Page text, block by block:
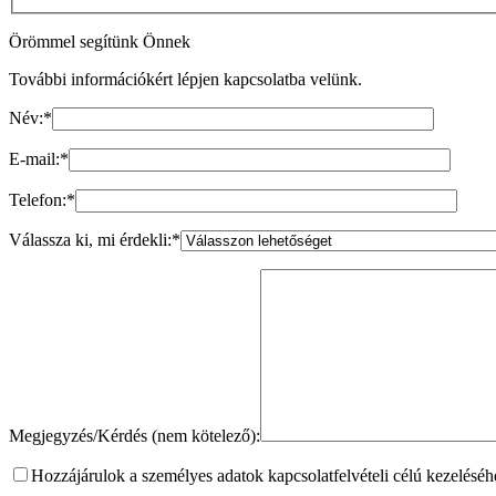
Örömmel segítünk Önnek
További információkért lépjen kapcsolatba velünk.
Név:*
E-mail:*
Telefon:*
Válassza ki, mi érdekli:*
Megjegyzés/Kérdés (nem kötelező):
Hozzájárulok a személyes adatok kapcsolatfelvételi célú